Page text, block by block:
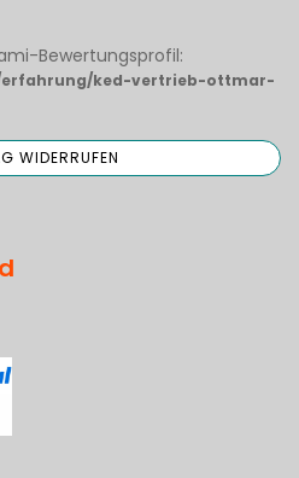
Bewertungsprofil:
ked-vertrieb-ottmar-